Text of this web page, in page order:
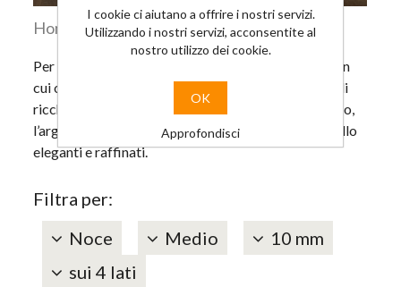
Home Ispirazioni Elegante
Per chi ama uno stile elaborato, ricco e sofisticato in
cui ogni pezzo dell’arredamento evoca sentimenti di
ricchezza e splendore. I colori più ricercati sono l’oro,
l’argento e il bronzo, tessuti lussuosi ed arredi gioiello
eleganti e raffinati.
Filtra per:
Noce
Medio
10 mm
sui 4 lati
I cookie ci aiutano a offrire i nostri servizi.
Utilizzando i nostri servizi, acconsentite al
nostro utilizzo dei cookie.
OK
Approfondisci